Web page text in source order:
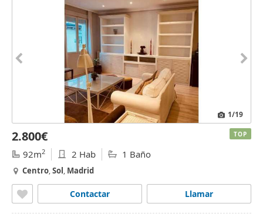
1/19
2.800€
92m2 2 Hab 1 Baño
Centro,Sol, Madrid
Llamar
Contactar
TOP